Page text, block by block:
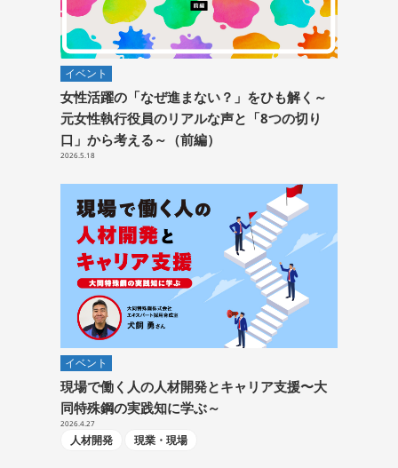
イベント
女性活躍の「なぜ進まない？」をひも解く～
元女性執行役員のリアルな声と「8つの切り
口」から考える～（前編）
2026.5.18
イベント
現場で働く人の人材開発とキャリア支援〜大
同特殊鋼の実践知に学ぶ～
2026.4.27
人材開発 現業・現場